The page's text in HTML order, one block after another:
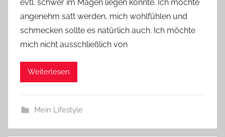
evtl. schwer im Magen liegen könnte. Ich möchte
angenehm satt werden, mich wohlfühlen und
schmecken sollte es natürlich auch. Ich möchte
mich nicht ausschließlich von
Weiterlesen
Mein Lifestyle